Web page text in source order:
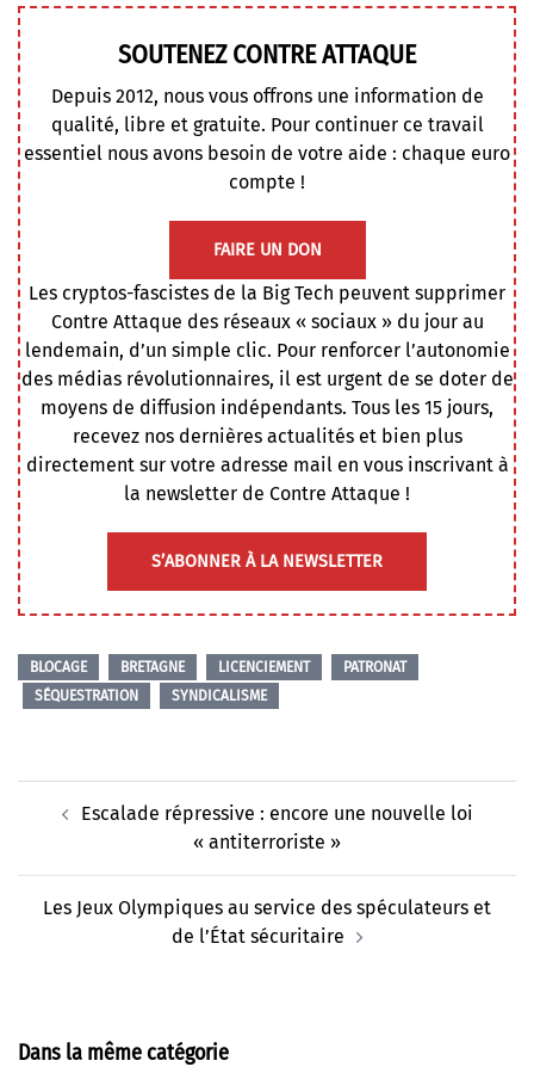
SOUTENEZ CONTRE ATTAQUE
Depuis 2012, nous vous offrons une information de
qualité, libre et gratuite. Pour continuer ce travail
essentiel nous avons besoin de votre aide : chaque euro
compte !
FAIRE UN DON
Les cryptos-fascistes de la Big Tech peuvent supprimer
Contre Attaque des réseaux « sociaux » du jour au
lendemain, d’un simple clic. Pour renforcer l’autonomie
des médias révolutionnaires, il est urgent de se doter de
moyens de diffusion indépendants. Tous les 15 jours,
recevez nos dernières actualités et bien plus
directement sur votre adresse mail en vous inscrivant à
la newsletter de Contre Attaque !
S’ABONNER À LA NEWSLETTER
BLOCAGE BRETAGNE LICENCIEMENT
PATRONAT
SÉQUESTRATION
SYNDICALISME
d’articleEscalade répressive : encore une nouvelle loi
« antiterroriste »
Les Jeux Olympiques au service des spéculateurs et
de l’État sécuritaire
Dans la même catégorie